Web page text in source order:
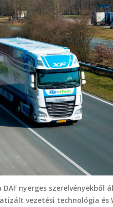
nyerges szerelvényekből
vezetési technológia és